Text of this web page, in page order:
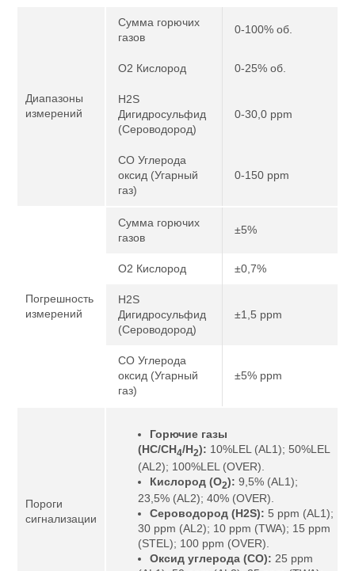
Диапазоны
измерений
Сумма горючих
газов
0-100% об.
O2 Кислород 0-25% об.
H2S
Дигидросульфид
(Сероводород)
0-30,0 ppm
CO Углерода
оксид (Угарный
газ)
0-150 ppm
Погрешность
измерений
Сумма горючих
газов
±5%
O2 Кислород ±0,7%
H2S
Дигидросульфид
(Сероводород)
±1,5 ppm
CO Углерода
оксид (Угарный
газ)
±5% ppm
Пороги
сигнализации
Горючие газы
(HC/CH4/H2): 10%LEL (AL1); 50%LEL
(AL2); 100%LEL (OVER).
Кислород (O2): 9,5% (AL1);
23,5% (AL2); 40% (OVER).
Сероводород (H2S): 5 ppm (AL1);
30 ppm (AL2); 10 ppm (TWA); 15 ppm
(STEL); 100 ppm (OVER).
Оксид углерода (CO): 25 ppm